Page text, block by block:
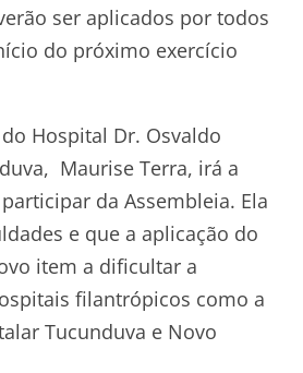
ser aplicados por todos
do próximo exercício
Hospital Dr. Osvaldo
Maurise Terra, irá a
da Assembleia. Ela
e que a aplicação do
item a dificultar a
filantrópicos como a
Tucunduva e Novo